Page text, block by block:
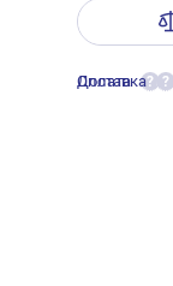
Оплата ?
Доставка ?